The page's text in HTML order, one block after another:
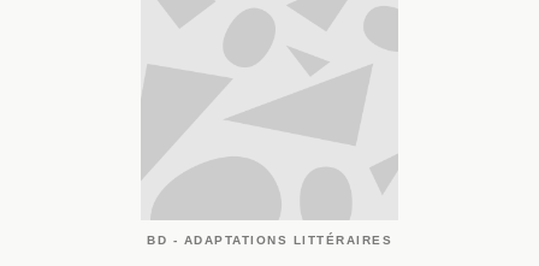
BD - ADAPTATIONS LITTÉRAIRES